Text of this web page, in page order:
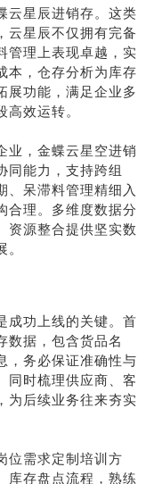
云星辰进销存。这类
云星辰不仅拥有完备
管理上表现卓越，实
本，仓存分析为库存
展功能，满足企业多
效运转。
业，金蝶云星空进销
同能力，支持跨组
、呆滞料管理精细入
合理。多维度数据分
资源整合提供坚实数
成功上线的关键。首
数据，包含货品名
，务必保证准确性与
同时梳理供应商、客
为后续业务往来夯实
位需求定制培训方
库存盘点流程，熟练